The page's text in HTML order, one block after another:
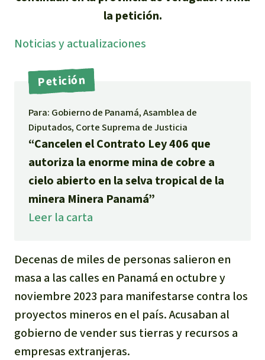
Indígena
Landgrabbing
Granjas Industriales
Defensoras y Defensores
la petición.
Noti­cias y actuali­zaciones
Petición
Para: Gobierno de Panamá, Asamblea de
Diputados, Corte Suprema de Justicia
“Cancelen el Contrato Ley 406 que
autoriza la enorme mina de cobre a
cielo abierto en la selva tropical de la
minera Minera Panamá”
Leer la carta
Decenas de miles de personas salieron en
masa a las calles en Panamá en octubre y
noviembre 2023 para manifestarse contra los
proyectos mineros en el país. Acusaban al
gobierno de vender sus tierras y recursos a
empresas extranjeras.